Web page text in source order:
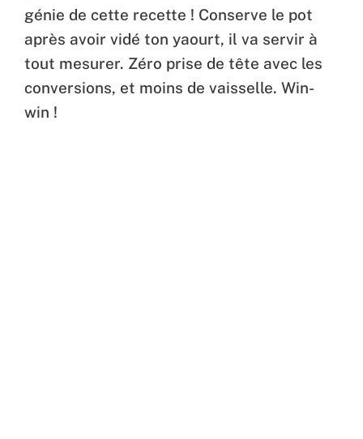
génie de cette recette ! Conserve le pot
après avoir vidé ton yaourt, il va servir à
tout mesurer. Zéro prise de tête avec les
conversions, et moins de vaisselle. Win-
win !